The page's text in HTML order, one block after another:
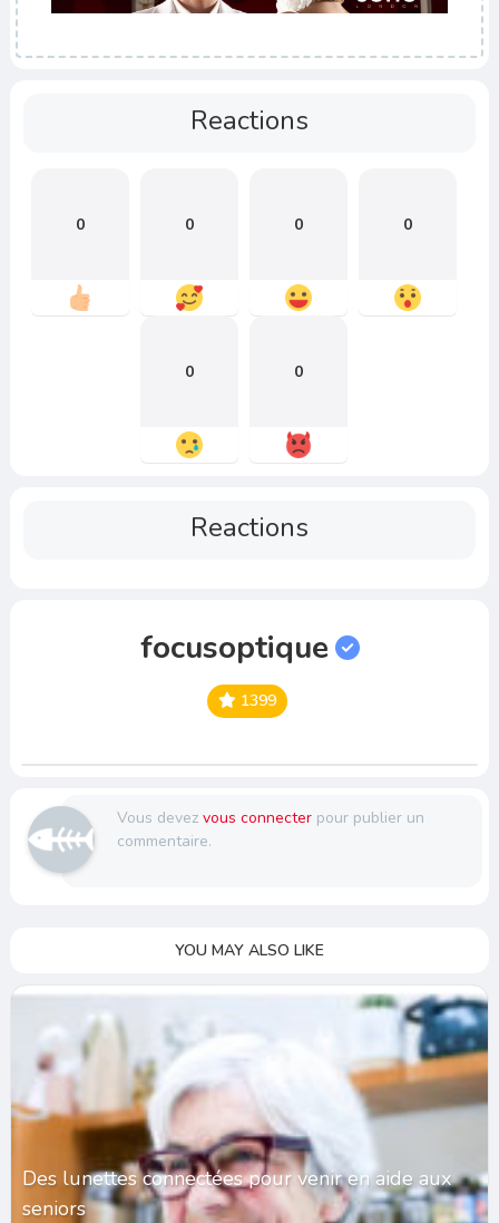
Reactions
0 0 0 0
0 0
Reactions
focusoptique
1399
Vous devez vous connecterpour publier un
commentaire.
YOU MAY ALSO LIKE
Des lunettes connectées pour venir en aide aux
seniors